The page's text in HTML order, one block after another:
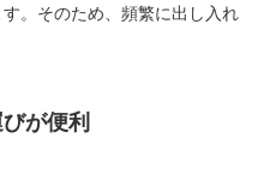
。そのため、頻繁に出し入れ
が便利